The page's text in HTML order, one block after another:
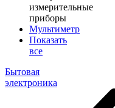
измерительные
приборы
Мультиметр
Показать
все
Бытовая
электроника